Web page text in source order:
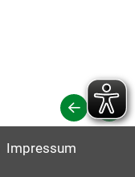
Impressum